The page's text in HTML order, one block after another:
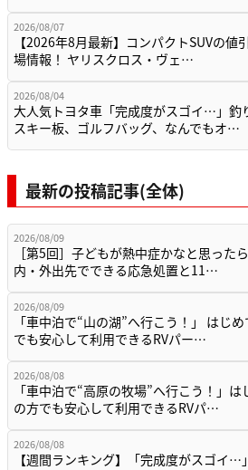
2026/08/07
【2026年8月最新】コンパクトSUVの値
場情報！ ヤリスクロス・ヴェ…
2026/08/04
大人気トヨタ車「完成度がスゴイ…」釣
スキー板、ゴルフバッグ、なんでもオ…
最新の投稿記事(全体)
2026/08/09
［第5回］子どもが熱中症かなと思った
内・外出先でできる応急処置と11…
2026/08/09
「車中泊で“山の湖”へ行こう！」 はじ
でも安心して利用できるRVパー…
2026/08/08
「車中泊で“高原の牧場”へ行こう！」は
の方でも安心して利用できるRVパ…
2026/08/08
【週間ランキング】「完成度がスゴイ…